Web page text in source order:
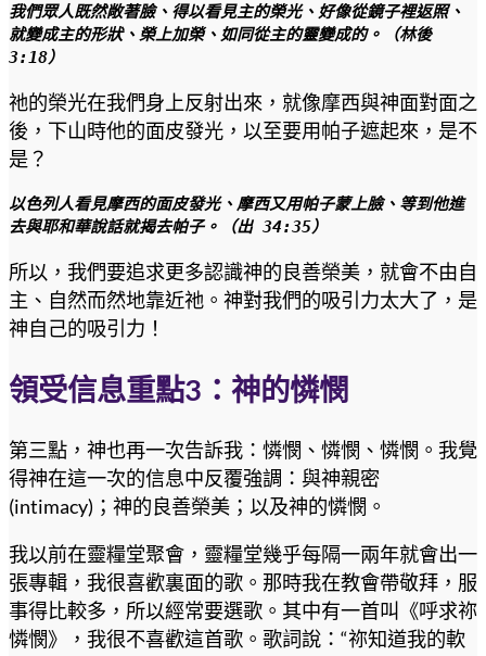
我們眾人既然敞著臉、得以看見主的榮光、好像從鏡子裡返照、
就變成主的形狀、榮上加榮、如同從主的靈變成的。（林後
3:18）
祂的榮光在我們身上反射出來，就像摩西與神面對面之
後，下山時他的面皮發光，以至要用帕子遮起來，是不
是？
以色列人看見摩西的面皮發光、摩西又用帕子蒙上臉、等到他進
去與耶和華說話就揭去帕子。（出 34:35）
所以，我們要追求更多認識神的良善榮美，就會不由自
主、自然而然地靠近祂。神對我們的吸引力太大了，是
神自己的吸引力！
領受信息重點3：神的憐憫
第三點，神也再一次告訴我：憐憫、憐憫、憐憫。我覺
得神在這一次的信息中反覆強調：與神親密
(intimacy)；神的良善榮美；以及神的憐憫。
我以前在靈糧堂聚會，靈糧堂幾乎每隔一兩年就會出一
張專輯，我很喜歡裏面的歌。那時我在教會帶敬拜，服
事得比較多，所以經常要選歌。其中有一首叫《呼求祢
憐憫》，我很不喜歡這首歌。歌詞說：“祢知道我的軟